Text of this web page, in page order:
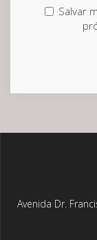
Salvar
Avenida Dr.